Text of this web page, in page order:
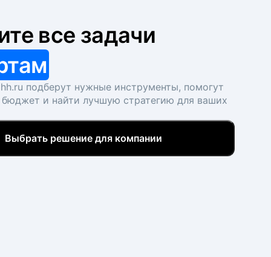
все задачи
подберут нужные инструменты, помогут
бюджет и найти лучшую стратегию для ваших
Выбрать решение для компании